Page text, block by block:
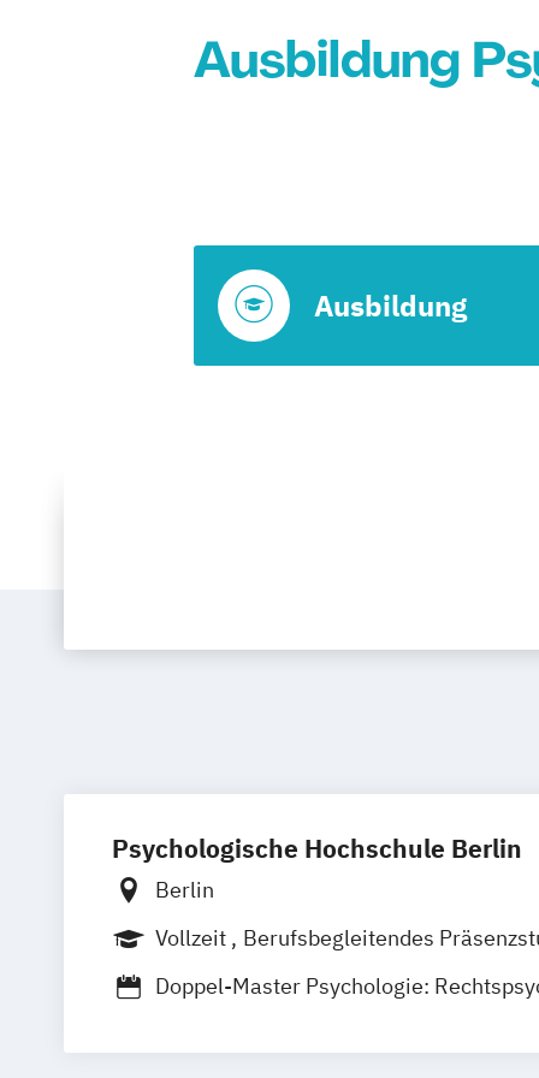
Ausbildung
Ausbildung
Psychologische Hochschule Berlin
Berlin
Vollzeit
Berufsbegleitendes
Berufsbegleitender Präsenzlehrgang
Doppel-Master Psychologie:
Psychologie